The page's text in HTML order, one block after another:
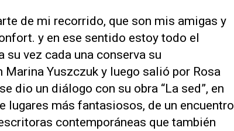
de mi recorrido, que son mis amigas y
y en ese sentido estoy todo el
vez cada una conserva su
Yuszczuk y luego salió por Rosa
dio un diálogo con su obra “La sed”, en
lugares más fantasiosos, de un encuentro
contemporáneas que también